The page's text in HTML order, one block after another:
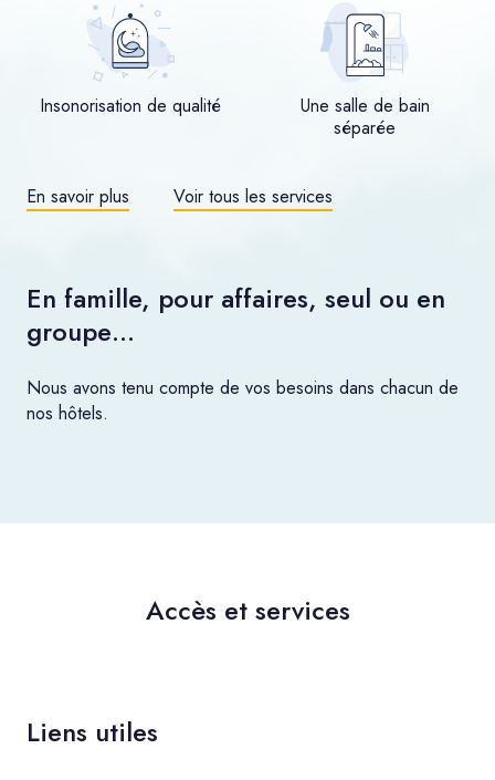
Insonorisation de qualité
Une salle de bain
séparée
En savoir plus Voir tous les services
En famille, pour affaires, seul ou en
groupe…
Nous avons tenu compte de vos besoins dans chacun de
nos hôtels.
Accès et services
Liens utiles